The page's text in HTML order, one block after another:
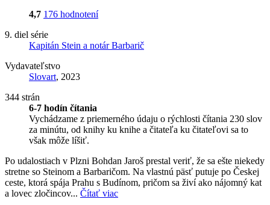
4,7 176 hodnotení
9. diel série
Kapitán Stein a notár Barbarič
Vydavateľstvo
Slovart, 2023
344 strán
6-7 hodín čítania
Vychádzame z priemerného údaju o rýchlosti čítania 230 slov
za minútu, od knihy ku knihe a čitateľa ku čitateľovi sa to
však môže líšiť.
Po udalostiach v Plzni Bohdan Jaroš prestal veriť, že sa ešte niekedy
stretne so Steinom a Barbaričom. Na vlastnú päsť putuje po Českej
ceste, ktorá spája Prahu s Budínom, pričom sa živí ako nájomný kat
a lovec zločincov... Čítať viac